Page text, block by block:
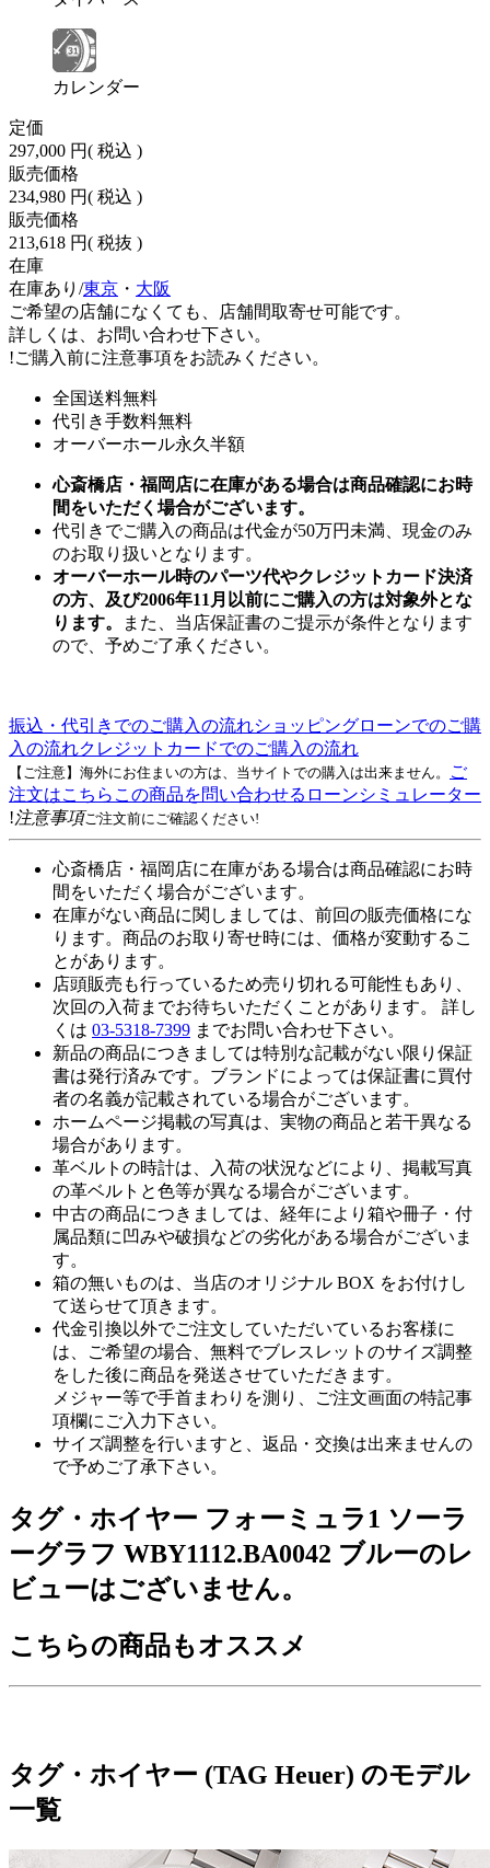
カレンダー
定価
297,000 円( 税込 )
販売価格
234,980 円( 税込 )
販売価格
213,618 円( 税抜 )
在庫
在庫あり/東京 ・ 大阪
ご希望の店舗になくても、店舗間取寄せ可能です。
詳しくは、お問い合わせ下さい。
!ご購入前に注意事項をお読みください。
全国送料無料
代引き手数料無料
オーバーホール永久半額
心斎橋店・福岡店に在庫がある場合は商品確認にお時
間をいただく場合がございます。
代引きでご購入の商品は代金が50万円未満、現金のみ
のお取り扱いとなります。
オーバーホール時のパーツ代やクレジットカード決済
の方、及び2006年11月以前にご購入の方は対象外とな
ります。
また、当店保証書のご提示が条件となります
ので、予めご了承ください。
振込・代引きでのご購入の流れショッピングローンでのご購
入の流れクレジットカードでのご購入の流れ
【ご注意】海外にお住まいの方は、当サイトでの購入は出来ません。
ご
注文はこちら この商品を問い合わせる ローンシミュレーター
!注意事項ご注文前にご確認ください!
心斎橋店・福岡店に在庫がある場合は商品確認にお時
間をいただく場合がございます。
在庫がない商品に関しましては、前回の販売価格にな
ります。商品のお取り寄せ時には、価格が変動するこ
とがあります。
店頭販売も行っているため売り切れる可能性もあり、
次回の入荷までお待ちいただくことがあります。 詳し
くは 03-5318-7399 までお問い合わせ下さい。
新品の商品につきましては特別な記載がない限り保証
書は発行済みです。ブランドによっては保証書に買付
者の名義が記載されている場合がございます。
ホームページ掲載の写真は、実物の商品と若干異なる
場合があります。
革ベルトの時計は、入荷の状況などにより、掲載写真
の革ベルトと色等が異なる場合がございます。
中古の商品につきましては、経年により箱や冊子・付
属品類に凹みや破損などの劣化がある場合がございま
す。
箱の無いものは、当店のオリジナル BOX をお付けし
て送らせて頂きます。
代金引換以外でご注文していただいているお客様に
は、ご希望の場合、無料でブレスレットのサイズ調整
をした後に商品を発送させていただきます。
メジャー等で手首まわりを測り、ご注文画面の特記事
項欄にご入力下さい。
サイズ調整を行いますと、返品・交換は出来ませんの
で予めご了承下さい。
タグ・ホイヤー フォーミュラ1 ソーラ
ーグラフ WBY1112.BA0042 ブルーのレ
ビューはございません。
こちらの商品もオススメ
タグ・ホイヤー (TAG Heuer) のモデル
一覧